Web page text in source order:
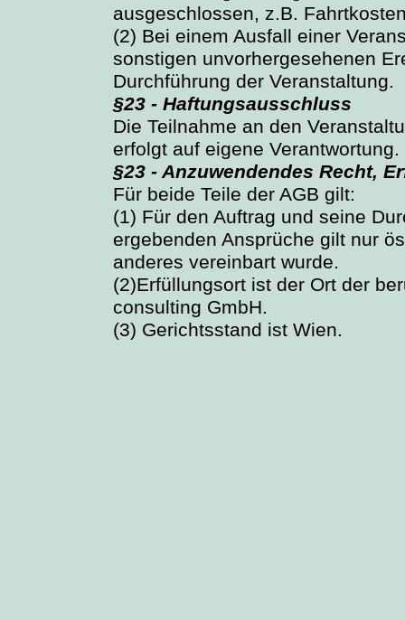
ausgeschlossen, z.B.
(2) Bei einem Ausfall einer
sonstigen unvorhergesehenen
Durchführung der Veranstaltung.
§23 - Haftungsausschluss
Die Teilnahme an den
erfolgt auf eigene Verantwortung.
§23 - Anzuwendendes Recht,
Für beide Teile der AGB gilt:
(1) Für den Auftrag und seine
ergebenden Ansprüche gilt nur
anderes vereinbart wurde.
(2)Erfüllungsort ist der Ort der
consulting GmbH.
(3) Gerichtsstand ist Wien.